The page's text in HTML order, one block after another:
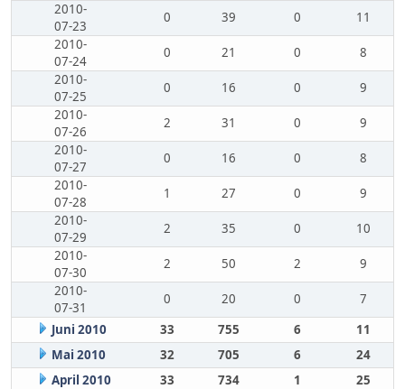
2010-
07-23
0 39 0
11
2010-
07-24
0 21 0
8
2010-
07-25
0 16 0
9
2010-
07-26
2 31 0
9
2010-
07-27
0 16 0
8
2010-
07-28
1 27 0
9
2010-
07-29
2 35 0
10
2010-
07-30
2 50 2
9
2010-
07-31
0 20 0
7
Juni 2010
33 755 6
11
Mai 2010
32 705 6
24
April 2010
33 734 1 25